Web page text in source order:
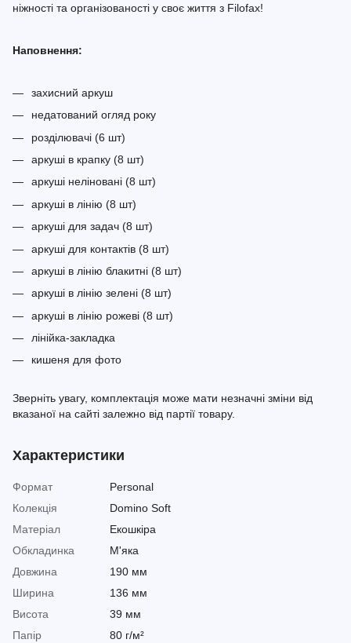
ніжності та організованості у своє життя з Filofax!
Наповнення:
захисний аркуш
недатований огляд року
розділювачі (6 шт)
аркуші в крапку (8 шт)
аркуші неліновані (8 шт)
аркуші в лінію (8 шт)
аркуші для задач (8 шт)
аркуші для контактів (8 шт)
аркуші в лінію блакитні (8 шт)
аркуші в лінію зелені (8 шт)
аркуші в лінію рожеві (8 шт)
лінійка-закладка
кишеня для фото
Зверніть увагу, комплектація може мати незначні зміни від
вказаної на сайті залежно від партії товару.
Характеристики
Формат
Personal
Колекція
Domino Soft
Матеріал
Екошкіра
Обкладинка
М'яка
Довжина
190 мм
Ширина
136 мм
Висота
39 мм
Папір
80 г/м²